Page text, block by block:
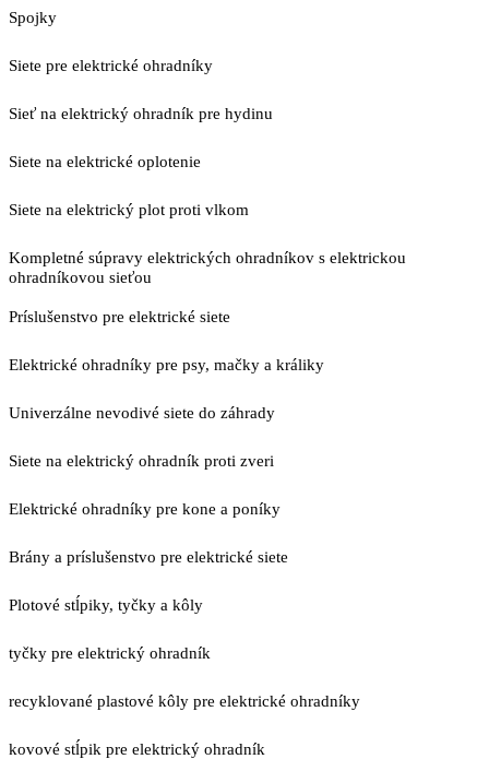
Spojky
Siete pre elektrické ohradníky
Sieť na elektrický ohradník pre hydinu
Siete na elektrické oplotenie
Siete na elektrický plot proti vlkom
Kompletné súpravy elektrických ohradníkov s elektrickou
ohradníkovou sieťou
Príslušenstvo pre elektrické siete
Elektrické ohradníky pre psy, mačky a králiky
Univerzálne nevodivé siete do záhrady
Siete na elektrický ohradník proti zveri
Elektrické ohradníky pre kone a poníky
Brány a príslušenstvo pre elektrické siete
Plotové stĺpiky, tyčky a kôly
tyčky pre elektrický ohradník
recyklované plastové kôly pre elektrické ohradníky
kovové stĺpik pre elektrický ohradník